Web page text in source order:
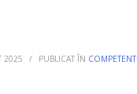
2025 / PUBLICAT ÎN